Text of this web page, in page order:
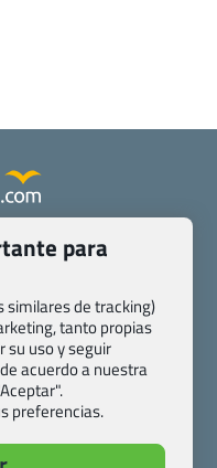
Contacto
específicas
de agencias
generales
Transparencia
sitemap
S.L.U.
para
similares de tracking)
tanto propias
su uso y seguir
acuerdo a nuestra
preferencias.